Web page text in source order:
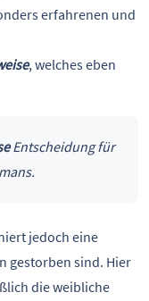
erfahrenen und
, welches eben
Entscheidung für
jedoch eine
gestorben sind. Hier
die weibliche